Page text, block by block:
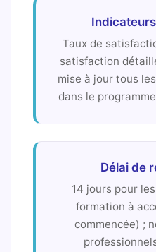
Taux de
satisfaction
mise à jour tous
dans le
Délai de
14 jours pour
formation à
commencée) ;